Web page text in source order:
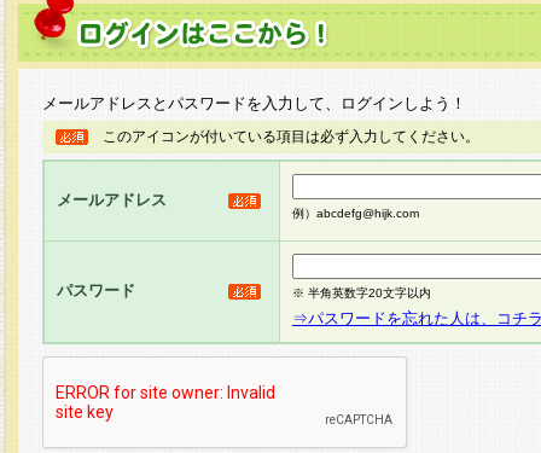
メールアドレスとパスワードを入力して、ログインしよう！
このアイコンが付いている項目は必ず入力してください。
メールアドレス
例）abcdefg@hijk.com
パスワード ※ 半角英数字20文字以内
⇒パスワードを忘れた人は、コチ